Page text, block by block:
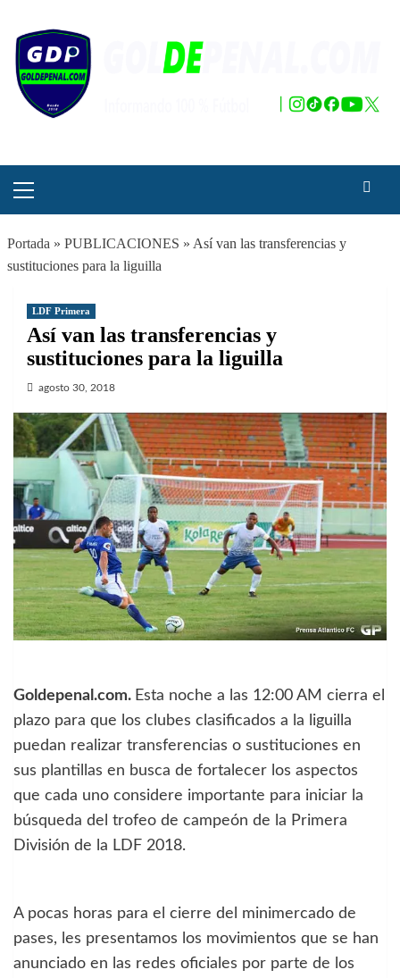
contenido
principal
Portada » PUBLICACIONES » Así van las transferencias y
sustituciones para la liguilla
LDF Primera
Así van las transferencias y
sustituciones para la liguilla
agosto 30, 2018
Goldepenal.com. Esta noche a las 12:00 AM cierra el
plazo para que los clubes clasificados a la liguilla
puedan realizar transferencias o sustituciones en
sus plantillas en busca de fortalecer los aspectos
que cada uno considere importante para iniciar la
búsqueda del trofeo de campeón de la Primera
División de la LDF 2018.
A pocas horas para el cierre del minimercado de
pases, les presentamos los movimientos que se han
anunciado en las redes oficiales por parte de los